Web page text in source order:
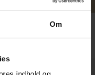
Om